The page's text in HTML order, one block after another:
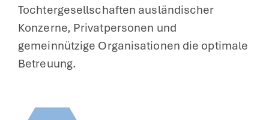
Tochtergesellschaften ausländischer
Konzerne, Privatpersonen und
gemeinnützige Organisationen die optimale
Betreuung.